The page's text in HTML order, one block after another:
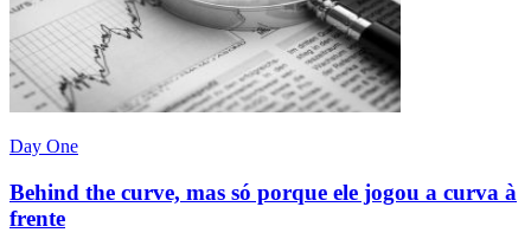
Day One
Behind the curve, mas só porque ele jogou a curva à
frente